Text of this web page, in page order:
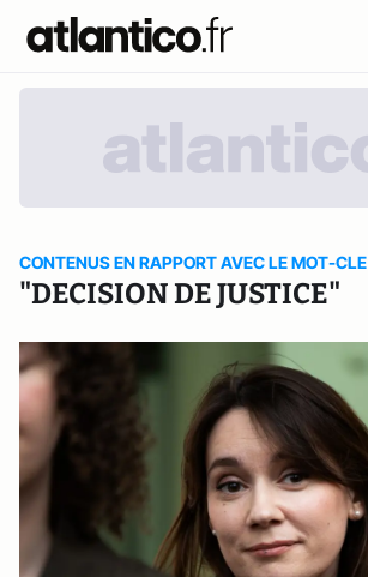
CONTENUS EN RAPPORT AVEC LE MOT-CLE
"DECISION DE JUSTICE"